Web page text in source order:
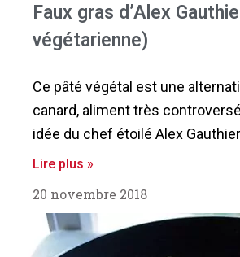
Faux gras d’Alex
végétarienne)
Ce pâté végétal est une
canard, aliment très
idée du chef étoilé Alex Gauthier
Lire plus »
20 novembre 2018